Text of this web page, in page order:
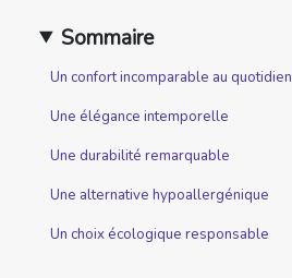
Sommaire
Un confort incomparable au quotidien
Une élégance intemporelle
Une durabilité remarquable
Une alternative hypoallergénique
Un choix écologique responsable